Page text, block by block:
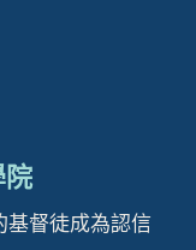
院
基督徒成為認信